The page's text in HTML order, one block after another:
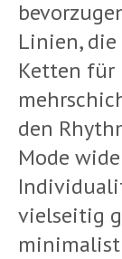
Linien,
Ketten für
den
Mode
vielseitig